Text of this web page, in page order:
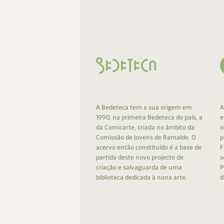
A Bedeteca tem a sua origem em
1990, na primeira Bedeteca do país, a
da Comicarte, criada no âmbito da
Comissão de Jovens de Ramalde. O
acervo então constituído é a base de
partida deste novo projecto de
criação e salvaguarda de uma
biblioteca dedicada à nona arte.